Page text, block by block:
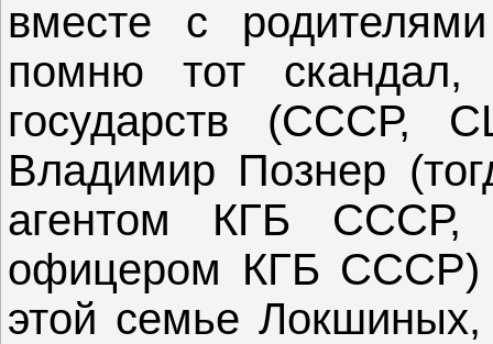
вместе с
помню тот скандал,
государств (СССР,
Владимир Познер
агентом КГБ СССР,
офицером КГБ СССР)
этой семье